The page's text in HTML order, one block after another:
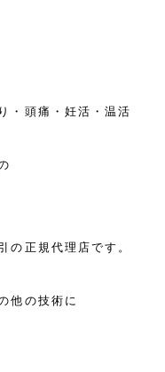
・頭痛・妊活・温活
正規代理店です。
他の技術に